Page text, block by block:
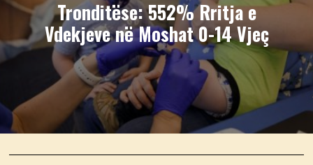
Tronditëse: 552% Rritja e
Vdekjeve në Moshat 0-14 Vjeç